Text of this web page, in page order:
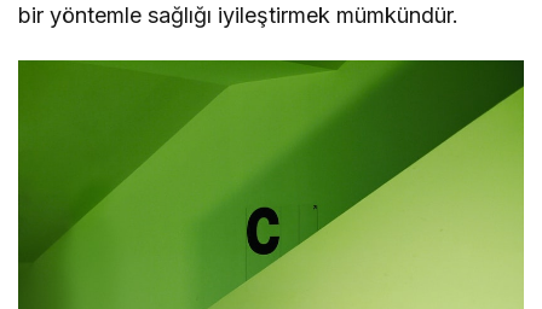
bir yöntemle sağlığı iyileştirmek mümkündür.